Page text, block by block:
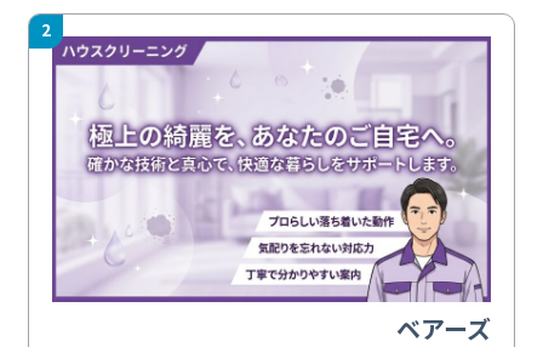
2
ベアーズ